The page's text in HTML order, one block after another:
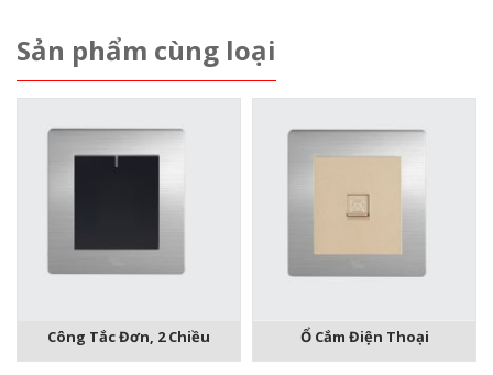
Sản phẩm cùng loại
Công Tắc Đơn, 2 Chiều Ổ Cắm Điện Thoại